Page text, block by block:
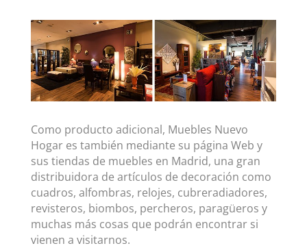
Como producto adicional, Muebles Nuevo
Hogar es también mediante su página Web y
sus tiendas de muebles en Madrid, una gran
distribuidora de artículos de decoración como
cuadros, alfombras, relojes, cubreradiadores,
revisteros, biombos, percheros, paragüeros y
muchas más cosas que podrán encontrar si
vienen a visitarnos.